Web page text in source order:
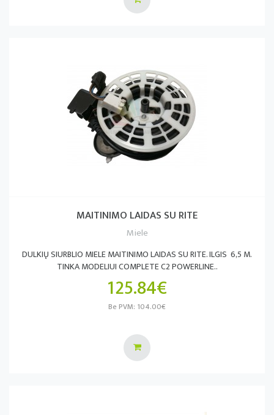
MAITINIMO LAIDAS SU RITE
Miele
DULKIŲ SIURBLIO MIELE MAITINIMO LAIDAS SU RITE. ILGIS 6,5 M.
TINKA MODELIUI COMPLETE C2 POWERLINE..
125.84€
Be PVM: 104.00€